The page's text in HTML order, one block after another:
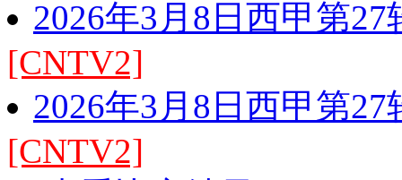
2026年3月8日西甲第
[CNTV2]
2026年3月8日西甲第
[CNTV2]